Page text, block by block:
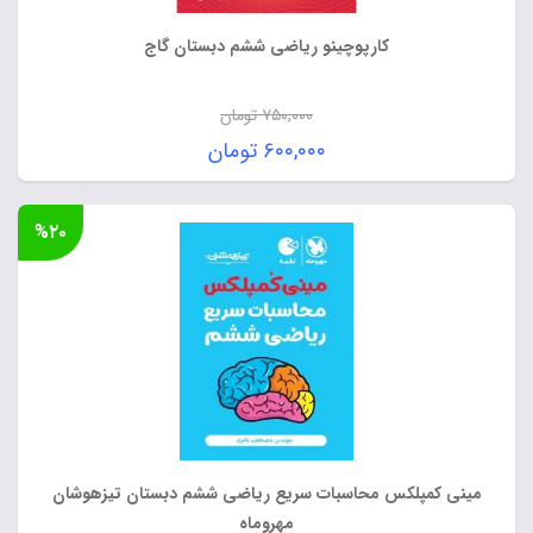
کارپوچینو ریاضی ششم دبستان گاج
۷۵۰,۰۰۰تومان
قیمت
اصلی:
۷۵۰,۰۰۰ تومان
۶۰۰,۰۰۰ تومان
قیمت
فعلی:
۶۰۰,۰۰۰ تومان.
مینی کمپلکس محاسبات سریع ریاضی ششم دبستان تیزهوشان
مهروماه
%۲۰